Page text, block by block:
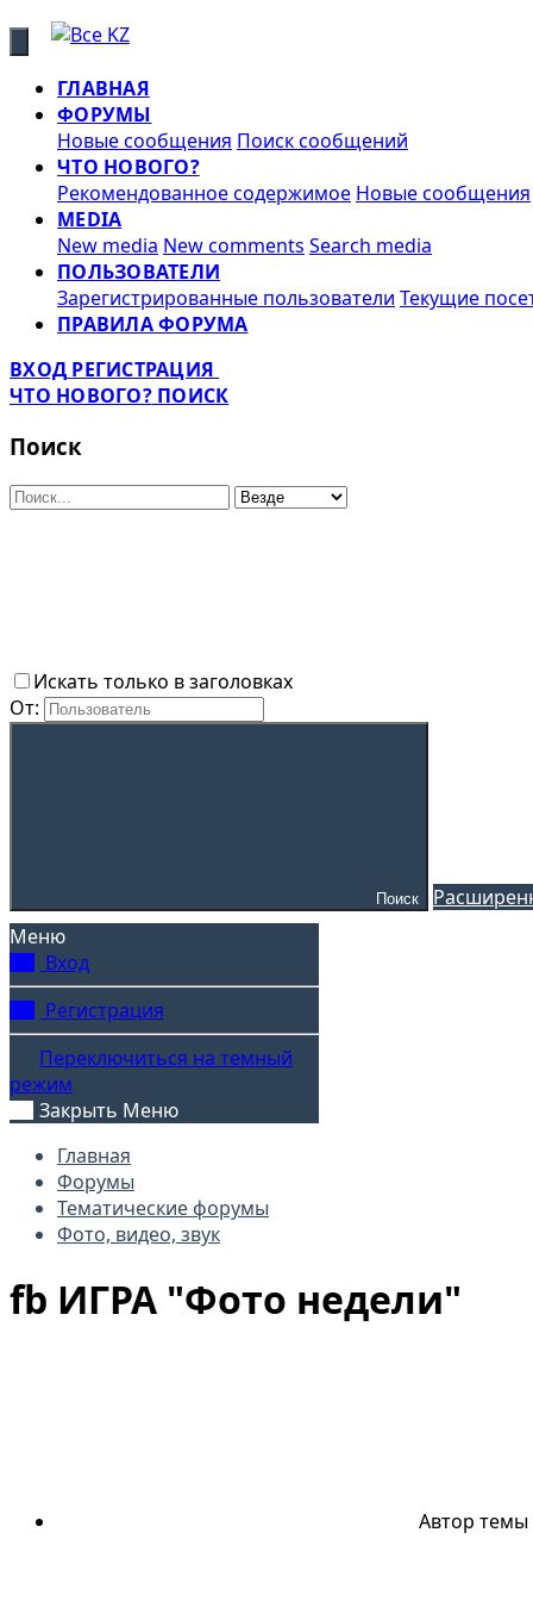
ГЛАВНАЯ
ФОРУМЫ
Новые сообщения Поиск сообщений
ЧТО НОВОГО?
Рекомендованное содержимое Новые сообщения
MEDIA
New media New comments Search media
ПОЛЬЗОВАТЕЛИ
Зарегистрированные пользователи Текущие
ПРАВИЛА ФОРУМА
ВХОД РЕГИСТРАЦИЯ
ЧТО НОВОГО? ПОИСК
Поиск
Искать только в заголовках
От:
Поиск
Меню
Вход
Регистрация
Переключиться на темный
режим
Закрыть Меню
Главная
Форумы
Тематические форумы
Фото, видео, звук
fb ИГРА "Фото недели"
Автор темы